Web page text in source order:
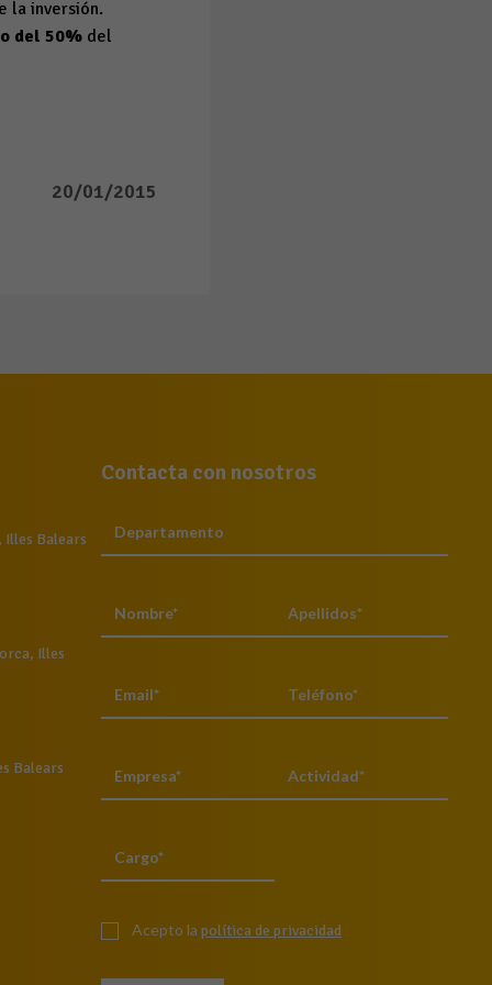
la inversión.
del 50% del
20/01/2015
Balears
Illes
Balears
Contacta con nosotros
Acepto la política de privacidad